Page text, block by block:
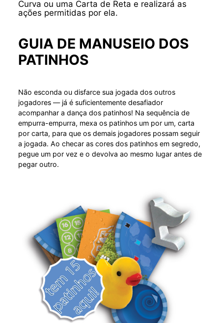
Curva ou uma Carta de Reta e realizará as
ações permitidas por ela.
GUIA DE MANUSEIO DOS
PATINHOS
Não esconda ou disfarce sua jogada dos outros
jogadores — já é suficientemente desafiador
acompanhar a dança dos patinhos! Na sequência de
empurra-empurra, mexa os patinhos um por um, carta
por carta, para que os demais jogadores possam seguir
a jogada. Ao checar as cores dos patinhos em segredo,
pegue um por vez e o devolva ao mesmo lugar antes de
pegar outro.